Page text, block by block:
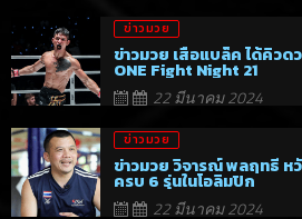
ข่าวมวย
ข่าวมวย เสือแบล็ค ได้คิวด
ONE Fight Night 21
22 มีนาคม 2024
ข่าวมวย
ข่าวมวย วิจารณ์ พลฤทธิ์ ห
ครบ 6 รุ่นในโอลิมปิก
22 มีนาคม 2024